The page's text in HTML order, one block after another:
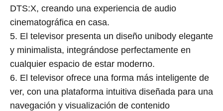
DTS:X, creando una experiencia de audio
cinematográfica en casa.
5. El televisor presenta un diseño unibody elegante
y minimalista, integrándose perfectamente en
cualquier espacio de estar moderno.
6. El televisor ofrece una forma más inteligente de
ver, con una plataforma intuitiva diseñada para una
navegación y visualización de contenido